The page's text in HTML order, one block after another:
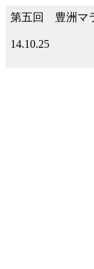
第五回 豊洲マ
14.10.25